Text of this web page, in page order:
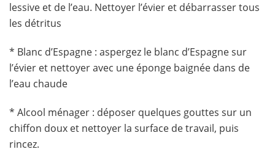
lessive et de l’eau. Nettoyer l’évier et débarrasser tous
les détritus
* Blanc d’Espagne : aspergez le blanc d’Espagne sur
l’évier et nettoyer avec une éponge baignée dans de
l’eau chaude
* Alcool ménager : déposer quelques gouttes sur un
chiffon doux et nettoyer la surface de travail, puis
rincez.